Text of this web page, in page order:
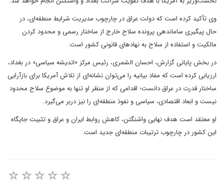
وی تأکید کرده است که دولت عراق در چارچوب مدیریت شرایط منطقه‌ای، در
حال پیگیری ساماندهی پرونده سلاح خارج از ساختار رسمی و محدود کردن
مالکیت و استفاده از سلاح به نهادهای قانونی کشور است.
در بخش پایانی گزارش، احسان الشمری، رئیس مرکز «اندیشه سیاسی» در بغداد،
ارزیابی کرده است که مفاد بیانیه را می‌توان نشانه‌ای از تلاش آمریکا برای بازآرایی
ساختار قدرت در عراق دانست؛ اقدامی که از منظر او تنها به موضوع سلاح محدود
نیست و ابعاد اقتصادی، سیاسی و نفوذ منطقه‌ای را نیز دربر می‌گیرد.
او معتقد است هدف نهایی واشنگتن، کاهش روابط ایران و عراق و تثبیت جایگاه
این کشور در چارچوب ترتیبات منطقه‌ای جدید است.